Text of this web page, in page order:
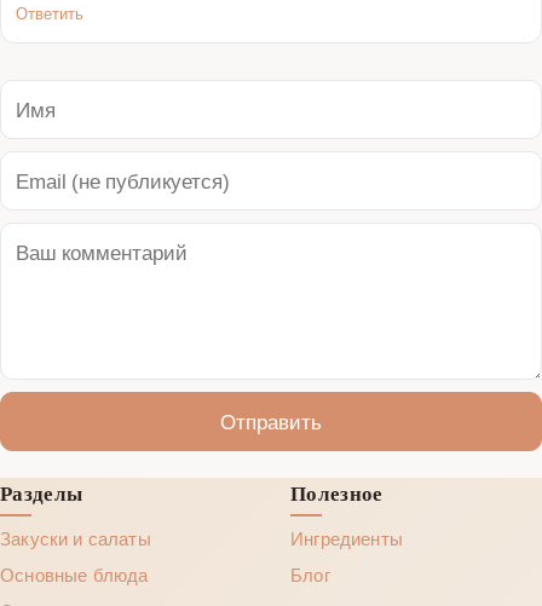
Ответить
Отправить
Разделы
Закуски и салаты
Основные блюда
Полезное
Ингредиенты
Блог